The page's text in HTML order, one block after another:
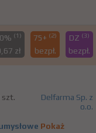
(1)
zł
75+ (2)
bezpł.
DZ (3)
bezpł.
szt.
Delfarma Sp. z
o.o.
Pokaż